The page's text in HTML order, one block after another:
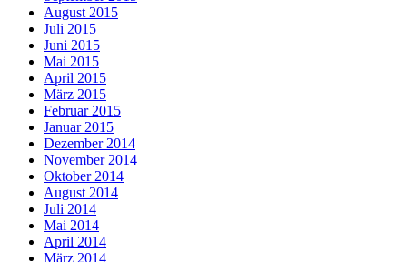
August 2015
Juli 2015
Juni 2015
Mai 2015
April 2015
März 2015
Februar 2015
Januar 2015
Dezember 2014
November 2014
Oktober 2014
August 2014
Juli 2014
Mai 2014
April 2014
März 2014